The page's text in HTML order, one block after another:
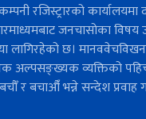
रजिस्ट्रारको कार्यालयमा
जनचासोका विषय
लागिरहेको छ।
अल्पसङ्ख्यक व्यक्तिको
बचौँ र बचाऔँ भन्ने सन्देश प्रवाह